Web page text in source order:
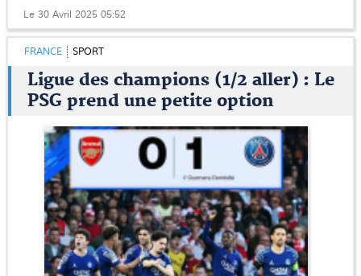
Le 30 Avril 2025 05:52
FRANCE SPORT
Ligue des champions (1/2 aller) : Le
PSG prend une petite option